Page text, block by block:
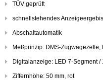
TÜV geprüft
schnellstehendes Anzeigeergebis
Abschaltautomatik
Meßprinzip: DMS-
Digitalanzeige: LED 7-Segment /
Ziffernhöhe: 50 mm, rot